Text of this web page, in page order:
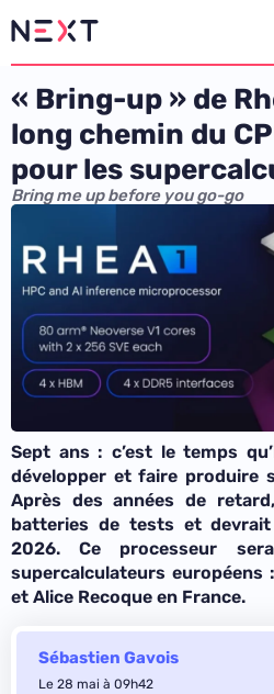
« Bring-up » de
long chemin du
pour les
Bring me up before you go-go
Sept ans : c’est le temps
développer et faire produire
Après des années de
batteries de tests et
2026. Ce processeur
supercalculateurs européens
et Alice Recoque en France.
Sébastien Gavois
Le 28 mai à 09h42